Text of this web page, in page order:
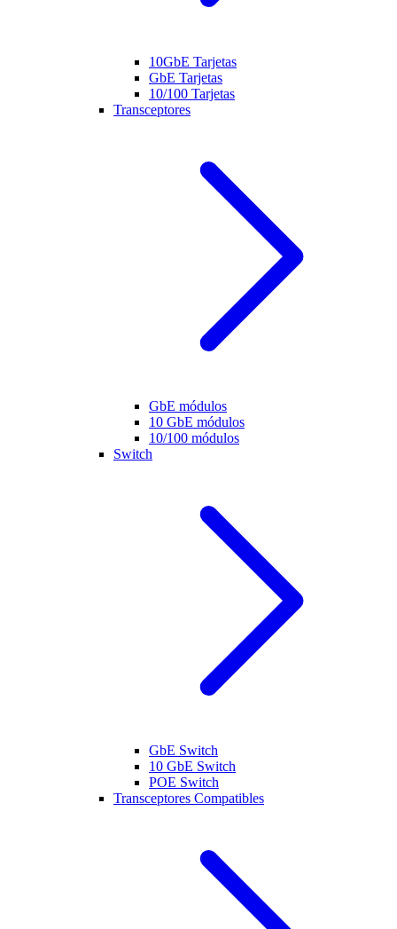
10GbE Tarjetas
GbE Tarjetas
10/100 Tarjetas
Transceptores
GbE módulos
10 GbE módulos
10/100 módulos
Switch
GbE Switch
10 GbE Switch
POE Switch
Transceptores Compatibles